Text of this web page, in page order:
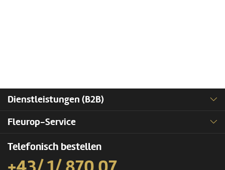
Dienstleistungen (B2B)
Fleurop-Service
Telefonisch bestellen